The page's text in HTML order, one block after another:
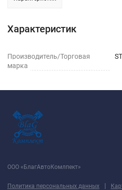
Характеристик
Производитель/Торговая
марка
ООО «БлагАвтоКомлпект»
Политика персональных данных |